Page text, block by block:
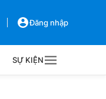
Đăng nhập
SỰ KIỆN